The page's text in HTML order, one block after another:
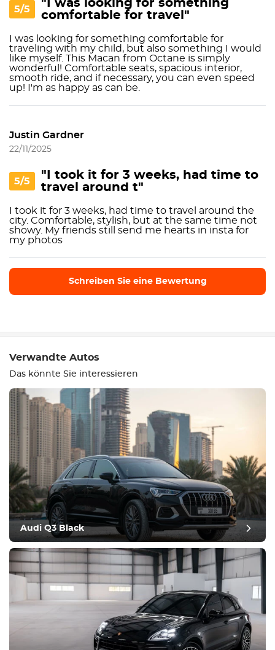
5/5
"I was looking for something
comfortable for travel"
I was looking for something comfortable for
traveling with my child, but also something I would
like myself. This Macan from Octane is simply
wonderful! Comfortable seats, spacious interior,
smooth ride, and if necessary, you can even speed
up! I'm as happy as can be.
Justin Gardner
22/11/2025
5/5
"I took it for 3 weeks, had time to
travel around t"
I took it for 3 weeks, had time to travel around the
city. Comfortable, stylish, but at the same time not
showy. My friends still send me hearts in insta for
my photos
Schreiben Sie eine Bewertung
Ausrüstung
Bequem
Klimatisierung
Laufwerk
Verwandte Autos
Das könnte Sie interessieren
Audi Q3 Black